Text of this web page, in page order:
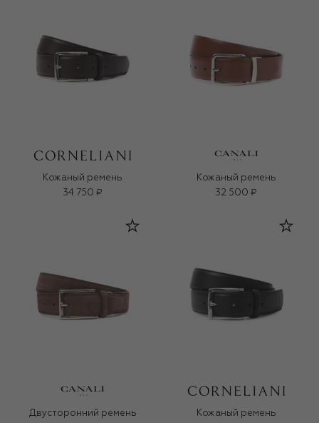
Кожаный ремень
34 750 ₽
Кожаный ремень
32 500 ₽
Двусторонний ремень
Кожаный ремень